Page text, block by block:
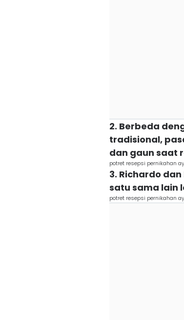
2. Berbeda
tradisional,
dan gaun saat
potret resepsi pernikahan
3. Richardo
satu sama lain
potret resepsi pernikahan